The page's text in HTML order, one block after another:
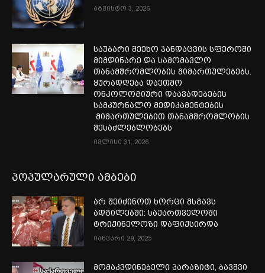
აგვისტო 3, 2026
საუბარი შეეხო ჯანდაცვის სფეროში
მიმდინარე და სამომავლო
თანამშრომლობის მიმართულებებს.
ყურადღება დაეთმო
ონკოლოგიური დაავადებების
სამკურნალო მედიკამენტების
მიმართულებით თანამშრომლობის
შესაძლებლობებს
ივლისი 31, 2026
პოპულარული ამბები
არ შეიძინოთ ხორცი მსგავს
ადგილებში: საქართველოში
ტრიქინელოზი დაფიქსირდა
იანვარი 29, 2025
მომაკვდინებელი პარაზიტი, ბავშვი